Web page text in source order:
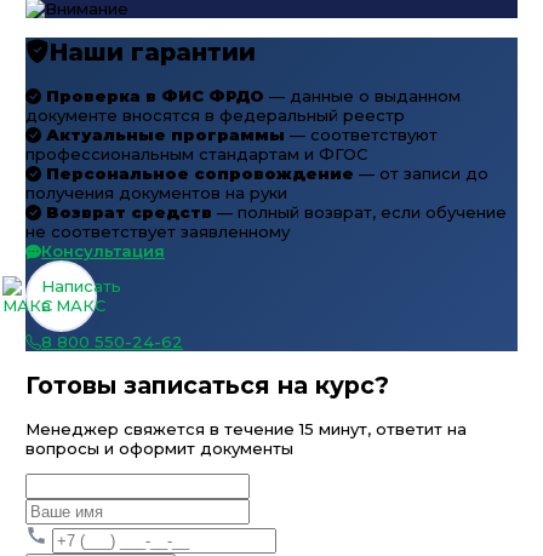
Наши гарантии
Проверка в ФИС ФРДО — данные о выданном
документе вносятся в федеральный реестр
Актуальные программы — соответствуют
профессиональным стандартам и ФГОС
Персональное сопровождение — от записи до
получения документов на руки
Возврат средств — полный возврат, если обучение
не соответствует заявленному
Консультация
Написать
в МАКС
8 800 550-24-62
Готовы записаться на курс?
Менеджер свяжется в течение 15 минут, ответит на
вопросы и оформит документы